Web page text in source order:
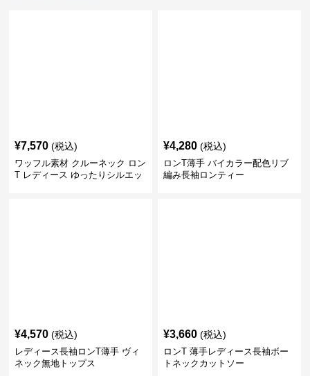
¥7,570 (税込)
ワッフル素材 クルーネック ロン
T レディース ゆったりシルエッ
¥4,280 (税込)
ロンT薄手 バイカラー配色リブ
編み長袖ロンティー
¥4,570 (税込)
レディース長袖ロンT薄手 ヴィ
ネック無地トップス
¥3,660 (税込)
ロンT 薄手レディース長袖ボー
トネックカットソー